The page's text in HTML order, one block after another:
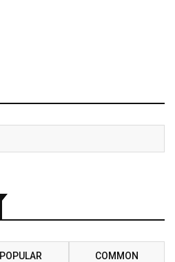
POPULAR COMMON